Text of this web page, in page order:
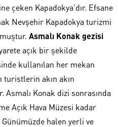
çeken Kapadokya’dır. Efsane
Nevşehir Kapadokya turizmi
Asmalı Konak gezisi
açık bir şekilde
kullanılan her mekan
akın akın
Konak dizi sonrasında
Açık Hava Müzesi kadar
halen yerli ve